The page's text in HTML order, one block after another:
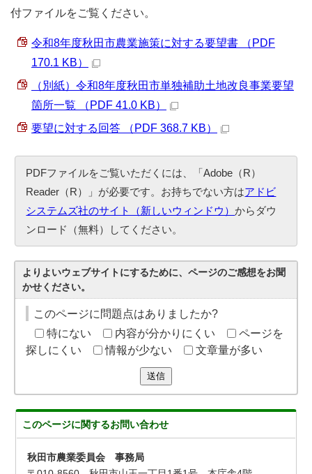
付ファイルをご覧ください。
令和8年度秋田市農業施策に対する要望書 （PDF
170.1 KB）
（別紙）令和8年度秋田市単独補助土地改良事業要望
箇所一覧 （PDF 41.0 KB）
要望に対する回答 （PDF 368.7 KB）
PDFファイルをご覧いただくには、「Adobe（R）
Reader（R）」が必要です。お持ちでない方はアドビ
システムズ社のサイト（新しいウィンドウ）からダウ
ンロード（無料）してください。
よりよいウェブサイトにするために、ページのご感想をお聞
かせください。
このページに問題点はありましたか?
特にない
内容が分かりにくい
ページを
探しにくい
情報が少ない 文章量が多い
送信
このページに関するお問い合わせ
秋田市農業委員会 事務局